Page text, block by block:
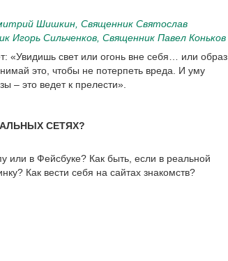
Шишкин, Священник Святослав
Игорь Сильченков, Священник Павел Коньков
«Увидишь свет или огонь вне себя… или образ
это, чтобы не потерпеть вреда. И уму
– это ведет к прелести».
СЕТЯХ?
или в Фейсбуке? Как быть, если в реальной
Как вести себя на сайтах знакомств?